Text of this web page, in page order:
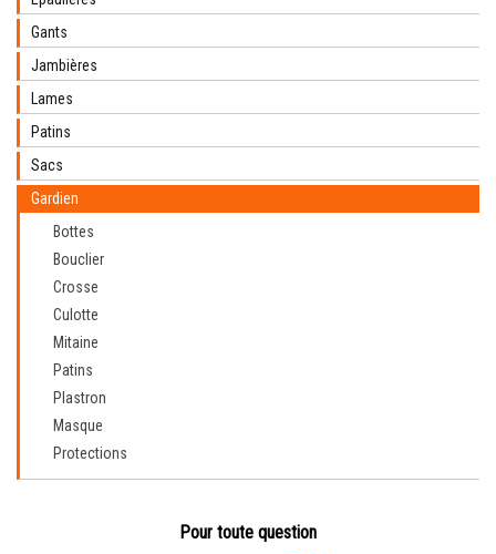
Gants
Jambières
Lames
Patins
Sacs
Gardien
Bottes
Bouclier
Crosse
Culotte
Mitaine
Patins
Plastron
Masque
Protections
Pour toute question